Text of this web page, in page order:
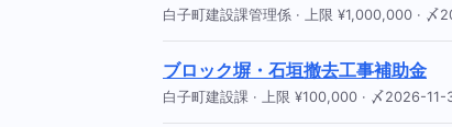
白子町建設課管理係 · 上限 ¥1,000,000 · 〆
ブロック塀・石垣撤去工事補助金
白子町建設課 · 上限 ¥100,000 · 〆2026-11-